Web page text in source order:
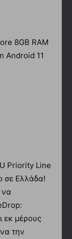
8GB RAM
Android 11
Priority Line
σε Ελλάδα!
να
εκ μέρους
την